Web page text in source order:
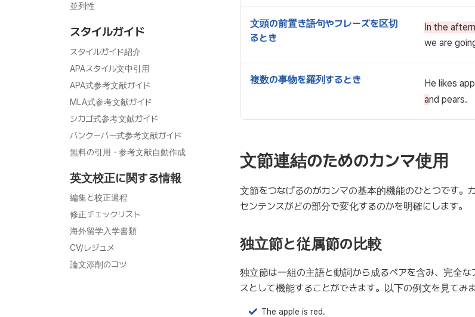
並列性
スタイルガイド
スタイルガイド紹介
APAスタイル文中引用
APA式参考文献ガイド
MLA式参考文献ガイド
シカゴ式参考文献ガイド
バンクーバー式参考文献ガイド
無料の引用・参考文献自動作成
英文校正に関する情報
編集と校正過程
修正チェックリスト
海外留学入学書類
CV/レジュメ
論文添削のコツ
文頭の前置き語句やフレーズを区切
るとき
In the
we are
複数の事物を羅列するとき He likes
and pears.
文節連結のためのカンマ使用
文節をつなげるのがカンマの基本的機能のひとつです。
センテンスがどの部分で変化するのかを明確にします。
独立節と従属節の比較
独立節は一組の主語と動詞から成るペアを含み、完全
スとして機能することができます。以下の例文を見てみま
The apple is red.